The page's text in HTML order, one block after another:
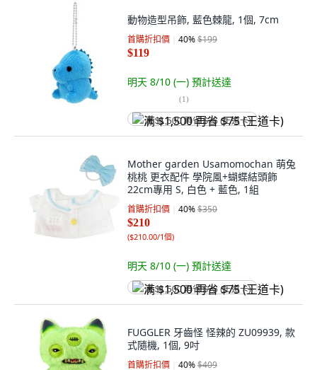
動物造型吊飾, 藍色棘龍, 1個, 7cm
首購折扣價 40%$199
$119
明天 8/10 (一) 預計送達
(1)
满 $1,500 再省 $75 (王道卡)
Mother garden Usamomochan 萌兔
桃桃 更衣配件 學院風+蝴蝶結頭飾
22cm專用 S, 白色 + 藍色, 1組
首購折扣價 40%$350
$210
($210.00/1個)
明天 8/10 (一) 預計送達
满 $1,500 再省 $75 (王道卡)
FUGGLER 牙齒怪 怪辣的 ZU09939, 款
式隨機, 1個, 9吋
首購折扣價 40%$409